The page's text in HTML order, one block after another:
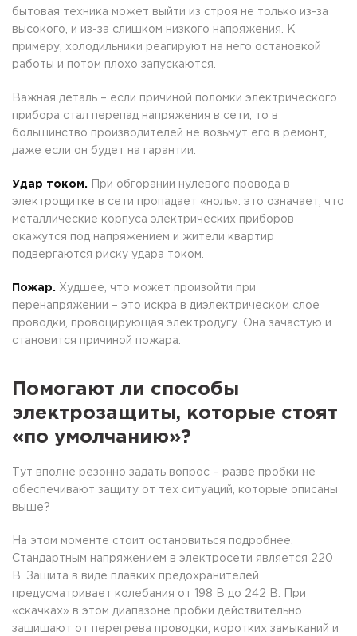
бытовая техника может выйти из строя не только из-за
высокого, и из-за слишком низкого напряжения. К
примеру, холодильники реагируют на него остановкой
работы и потом плохо запускаются.
Важная деталь – если причиной поломки электрического
прибора стал перепад напряжения в сети, то в
большинство производителей не возьмут его в ремонт,
даже если он будет на гарантии.
Удар током.
При обгорании нулевого провода в
электрощитке в сети пропадает «ноль»: это означает, что
металлические корпуса электрических приборов
окажутся под напряжением и жители квартир
подвергаются риску удара током.
Пожар. Худшее, что может произойти при
перенапряжении – это искра в диэлектрическом слое
проводки, провоцирующая электродугу. Она зачастую и
становится причиной пожара.
Помогают ли способы
электрозащиты, которые стоят
«по умолчанию»?
Тут вполне резонно задать вопрос – разве пробки не
обеспечивают защиту от тех ситуаций, которые описаны
выше?
На этом моменте стоит остановиться подробнее.
Стандартным напряжением в электросети является 220
В. Защита в виде плавких предохранителей
предусматривает колебания от 198 В до 242 В. При
«скачках» в этом диапазоне пробки действительно
защищают от перегрева проводки, коротких замыканий и